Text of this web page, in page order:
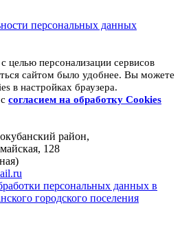
персональных данных
персонализации сервисов
сайтом было удобнее. Вы можете
в настройках браузера.
согласием на обработку Cookies
район,
128
персональных данных в
городского поселения